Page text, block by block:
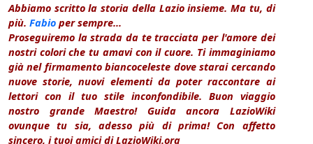
Abbiamo scritto la storia della Lazio insieme. Ma tu, di
più. Fabio per sempre...
Proseguiremo la strada da te tracciata per l'amore dei
nostri colori che tu amavi con il cuore. Ti immaginiamo
già nel firmamento biancoceleste dove starai cercando
nuove storie, nuovi elementi da poter raccontare ai
lettori con il tuo stile inconfondibile. Buon viaggio
nostro grande Maestro! Guida ancora LazioWiki
ovunque tu sia, adesso più di prima! Con affetto
sincero, i tuoi amici di LazioWiki.org